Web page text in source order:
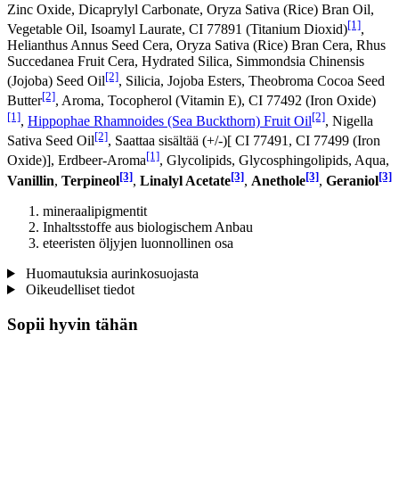
Zinc Oxide, Dicaprylyl Carbonate, Oryza Sativa (Rice) Bran Oil,
Vegetable Oil, Isoamyl Laurate, CI 77891 (Titanium Dioxid)[1],
Helianthus Annus Seed Cera, Oryza Sativa (Rice) Bran Cera, Rhus
Succedanea Fruit Cera, Hydrated Silica, Simmondsia Chinensis
(Jojoba) Seed Oil[2], Silicia, Jojoba Esters, Theobroma Cocoa Seed
Butter[2], Aroma, Tocopherol (Vitamin E), CI 77492 (Iron Oxide)
[1], Hippophae Rhamnoides (Sea Buckthorn) Fruit Oil[2], Nigella
Sativa Seed Oil[2], Saattaa sisältää (+/-)[ CI 77491, CI 77499 (Iron
Oxide)], Erdbeer-Aroma[1], Glycolipids, Glycosphingolipids, Aqua,
Vanillin, Terpineol[3], Linalyl Acetate[3], Anethole[3], Geraniol[3]
mineraalipigmentit
Inhaltsstoffe aus biologischem Anbau
eteeristen öljyjen luonnollinen osa
Huomautuksia aurinkosuojasta
Oikeudelliset tiedot
Sopii hyvin tähän